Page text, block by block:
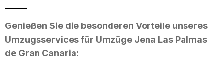
Genießen Sie die besonderen Vorteile unseres
Umzugsservices für Umzüge Jena Las Palmas
de Gran Canaria: